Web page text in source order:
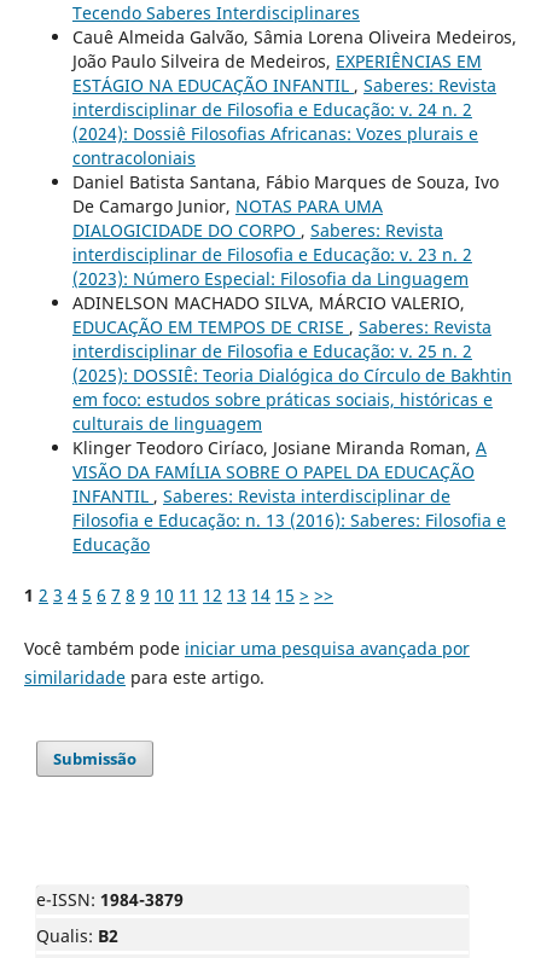
Tecendo Saberes Interdisciplinares
Cauê Almeida Galvão, Sâmia Lorena Oliveira Medeiros,
João Paulo Silveira de Medeiros, EXPERIÊNCIAS EM
ESTÁGIO NA EDUCAÇÃO INFANTIL , Saberes: Revista
interdisciplinar de Filosofia e Educação: v. 24 n. 2
(2024): Dossiê Filosofias Africanas: Vozes plurais e
contracoloniais
Daniel Batista Santana, Fábio Marques de Souza, Ivo
De Camargo Junior, NOTAS PARA UMA
DIALOGICIDADE DO CORPO , Saberes: Revista
interdisciplinar de Filosofia e Educação: v. 23 n. 2
(2023): Número Especial: Filosofia da Linguagem
ADINELSON MACHADO SILVA, MÁRCIO VALERIO,
EDUCAÇÃO EM TEMPOS DE CRISE , Saberes: Revista
interdisciplinar de Filosofia e Educação: v. 25 n. 2
(2025): DOSSIÊ: Teoria Dialógica do Círculo de Bakhtin
em foco: estudos sobre práticas sociais, históricas e
culturais de linguagem
Klinger Teodoro Ciríaco, Josiane Miranda Roman, A
VISÃO DA FAMÍLIA SOBRE O PAPEL DA EDUCAÇÃO
INFANTIL , Saberes: Revista interdisciplinar de
Filosofia e Educação: n. 13 (2016): Saberes: Filosofia e
Educação
1 2 3 4 5 6 7 8 9 10 11 12 13 14 15 > >>
Você também pode iniciar uma pesquisa avançada por
similaridadepara este artigo.
Submissão
e-ISSN: 1984-3879
Qualis: B2